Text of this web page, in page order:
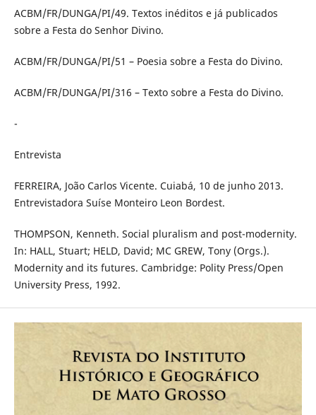
ACBM/FR/DUNGA/PI/49. Textos inéditos e já publicados
sobre a Festa do Senhor Divino.
ACBM/FR/DUNGA/PI/51 – Poesia sobre a Festa do Divino.
ACBM/FR/DUNGA/PI/316 – Texto sobre a Festa do Divino.
-
Entrevista
FERREIRA, João Carlos Vicente. Cuiabá, 10 de junho 2013.
Entrevistadora Suíse Monteiro Leon Bordest.
THOMPSON, Kenneth. Social pluralism and post-modernity.
In: HALL, Stuart; HELD, David; MC GREW, Tony (Orgs.).
Modernity and its futures. Cambridge: Polity Press/Open
University Press, 1992.